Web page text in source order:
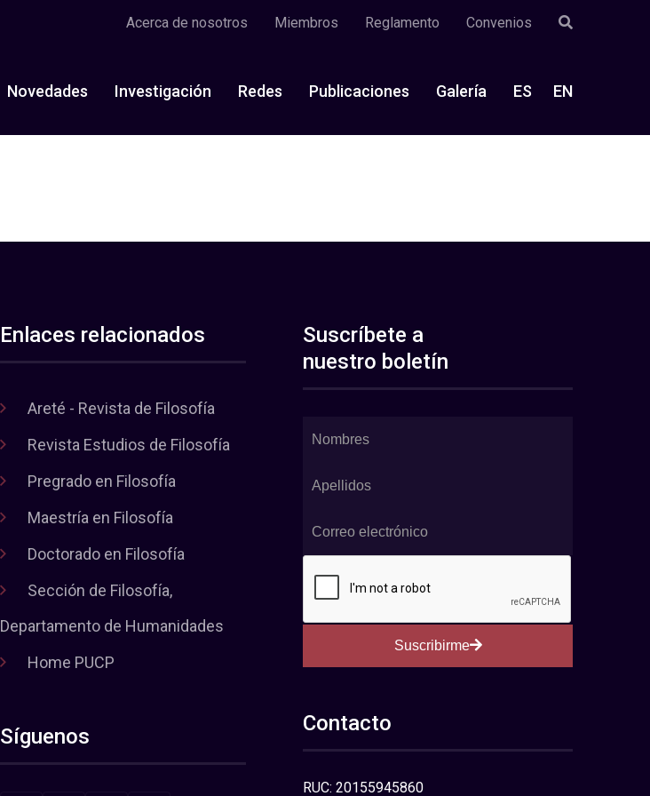
Acerca de nosotros Miembros Reglamento Convenios
Novedades Investigación Redes Publicaciones Galería ES EN
Enlaces relacionados
Areté - Revista de Filosofía
Revista Estudios de Filosofía
Pregrado en Filosofía
Maestría en Filosofía
Doctorado en Filosofía
Sección de Filosofía,
Departamento de Humanidades
Home PUCP
Síguenos
Suscríbete a
nuestro boletín
Suscribirme
Contacto
RUC: 20155945860